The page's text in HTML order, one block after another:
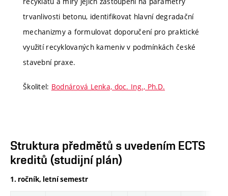
trvanlivosti betonu, identifikovat hlavní degradační
mechanizmy a formulovat doporučení pro praktické
využití recyklovaných kameniv v podmínkách české
stavební praxe.
Školitel: Bodnárová Lenka, doc. Ing., Ph.D.
Struktura předmětů s uvedením ECTS
kreditů (studijní plán)
1. ročník, letní semestr